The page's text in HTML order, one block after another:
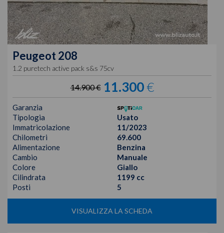
Peugeot 208
1.2 puretech active pack s&s 75cv
14.900 € 11.300€
Garanzia
Tipologia
Usato
Immatricolazione
11/2023
Chilometri
69.600
Alimentazione
Benzina
Cambio
Manuale
Colore
Giallo
Cilindrata
1199 cc
Posti
5
VISUALIZZA LA SCHEDA